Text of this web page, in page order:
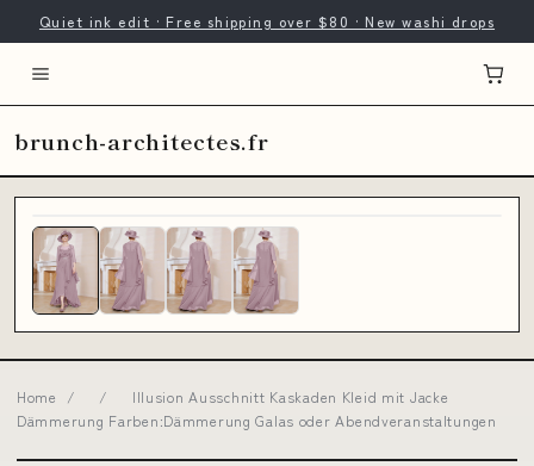
Quiet ink edit · Free shipping over $80 · New washi drops
brunch-architectes.fr
Home / /
Illusion Ausschnitt Kaskaden Kleid mit Jacke
Dämmerung Farben:Dämmerung Galas oder Abendveranstaltungen